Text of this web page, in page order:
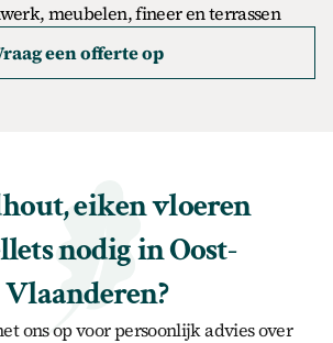
meubelen, fineer en terrassen
een offerte op
eiken vloeren
nodig in Oost-
Vlaanderen?
ons op voor persoonlijk advies over